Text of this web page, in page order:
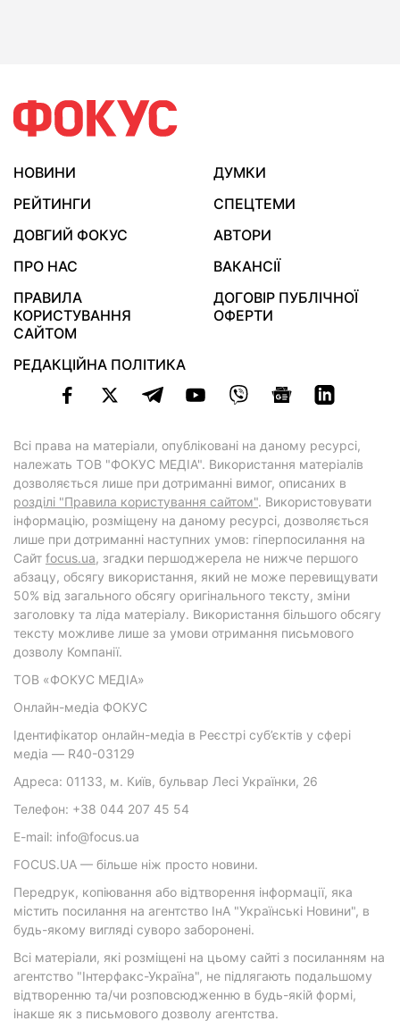
НОВИНИ
ДУМКИ
РЕЙТИНГИ
СПЕЦТЕМИ
ДОВГИЙ ФОКУС
АВТОРИ
ПРО НАС
ВАКАНСІЇ
ПРАВИЛА
КОРИСТУВАННЯ
САЙТОМ
ДОГОВІР ПУБЛІЧНОЇ
ОФЕРТИ
РЕДАКЦІЙНА ПОЛІТИКА
Всі права на матеріали, опубліковані на даному ресурсі,
належать ТОВ "ФОКУС МЕДІА". Використання матеріалів
дозволяється лише при дотриманні вимог, описаних в
розділі "Правила користування сайтом". Використовувати
інформацію, розміщену на даному ресурсі, дозволяється
лише при дотриманні наступних умов: гіперпосилання на
Cайт focus.ua, згадки першоджерела не нижче першого
абзацу, обсягу використання, який не може перевищувати
50% від загального обсягу оригінального тексту, зміни
заголовку та ліда матеріалу. Використання більшого обсягу
тексту можливе лише за умови отримання письмового
дозволу Компанії.
ТОВ «ФОКУС МЕДІА»
Онлайн-медіа ФОКУС
Ідентифікатор онлайн-медіа в Реєстрі суб’єктів у сфері
медіа — R40-03129
Адреса: 01133, м. Київ, бульвар Лесі Українки, 26
Телефон: +38 044 207 45 54
E-mail: info@focus.ua
FOCUS.UA — більше ніж просто новини.
Передрук, копіювання або відтворення інформації, яка
містить посилання на агентство ІнА "Українські Новини", в
будь-якому вигляді суворо заборонені.
Всі матеріали, які розміщені на цьому сайті з посиланням на
агентство "Інтерфакс-Україна", не підлягають подальшому
відтворенню та/чи розповсюдженню в будь-якій формі,
інакше як з письмового дозволу агентства.